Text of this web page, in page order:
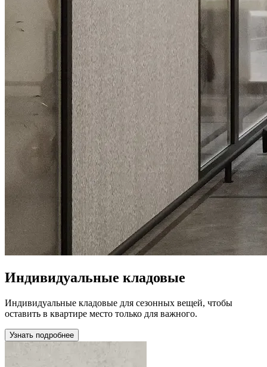
Индивидуальные кладовые
Индивидуальные кладовые для сезонных вещей, чтобы
оставить в квартире место только для важного.
Узнать подробнее